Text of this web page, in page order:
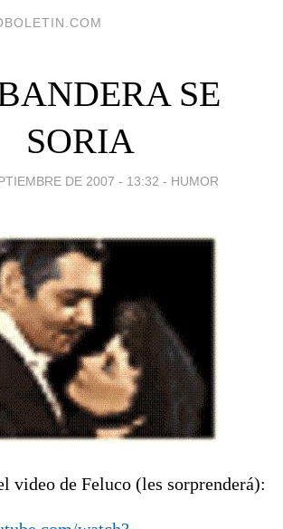
SE
SORIA
DE 2007 - 13:32 - HUMOR
video de Feluco (les sorprenderá):